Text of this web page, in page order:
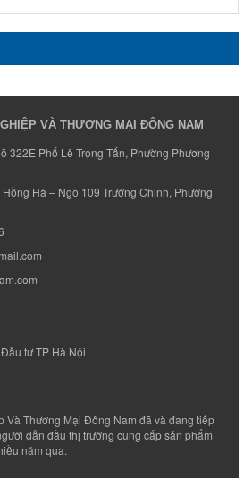
VÀ THƯƠNG MẠI ĐÔNG NAM
322E Phố Lê Trọng Tấn, Phường Phương
Hà – Ngõ 109 Trường Chinh, Phường
tư TP Hà Nội
Và Thương Mại Đông Nam đã và đang tiếp
dẫn đầu thị trường cung cấp sản phẩm
năm qua.